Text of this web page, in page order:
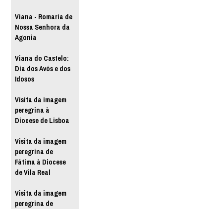
Viana - Romaria de
Nossa Senhora da
Agonia
Viana do Castelo:
Dia dos Avós e dos
Idosos
Visita da imagem
peregrina à
Diocese de Lisboa
Visita da imagem
peregrina de
Fátima à Diocese
de Vila Real
Visita da imagem
peregrina de